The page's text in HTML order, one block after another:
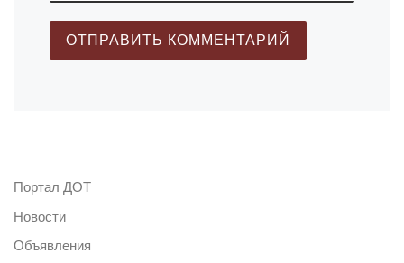
Портал ДОТ
Новости
Объявления